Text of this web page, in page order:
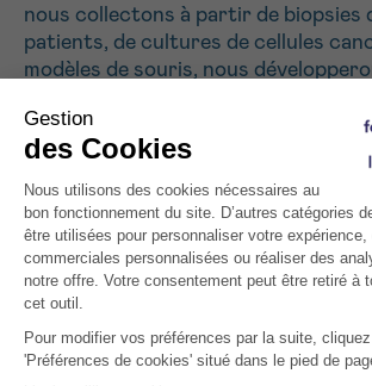
nous collectons à partir de biopsies
patients, de cultures de cellules
modèles de souris, nous
enhancers. Nous réutiliserons
d’IA pour concevoir des
spécifiquement actifs dans les
dans les cellules immunitaires
tumeur. Ces enhancers
pour tuer les cellules cancéreuses
des gènes modulateurs dans les
fournira de nouvelles perspectives
du GBM et conduira à de nouvelles